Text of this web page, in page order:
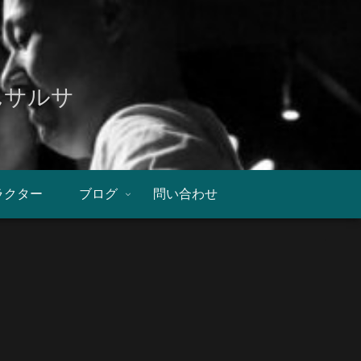
ルサ
クター ブログ 問い合わせ